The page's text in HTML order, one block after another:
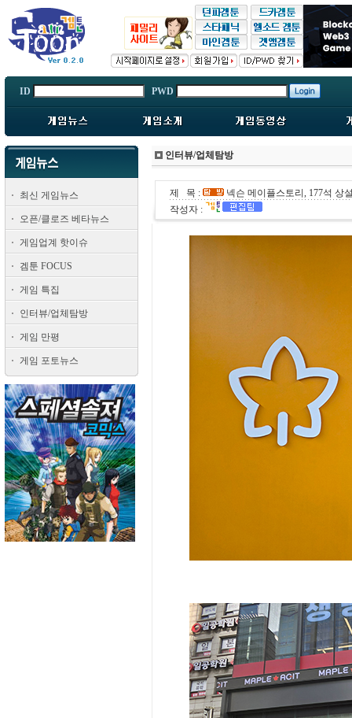
ID PWD
최신 게임뉴스
오픈/클로즈 베타뉴스
게임업계 핫이슈
겜툰 FOCUS
게임 특집
인터뷰/업체탐방
게임 만평
게임 포토뉴스
인터뷰/업체탐방
제 목 :
넥슨 메이플스토리, 177석 상
작성자 :